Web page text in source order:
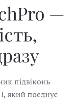
—
підвіконь
який поєднує